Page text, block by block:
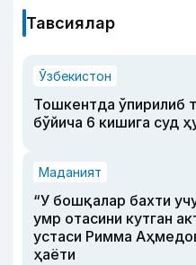
Тавсиялар
Ўзбекистон
Тошкентда ўпирилиб
бўйича 6 кишига суд
Маданият
“У бошқалар бахти
умр отасини кутган
устаси Римма
ҳаёти